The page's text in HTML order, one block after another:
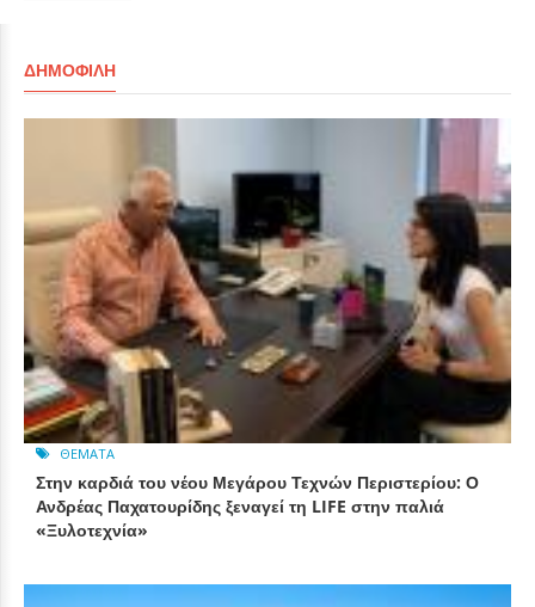
ΔΗΜΟΦΙΛΉ
ΘΈΜΑΤΑ
Στην καρδιά του νέου Μεγάρου Τεχνών Περιστερίου: Ο
Ανδρέας Παχατουρίδης ξεναγεί τη LIFE στην παλιά
«Ξυλοτεχνία»